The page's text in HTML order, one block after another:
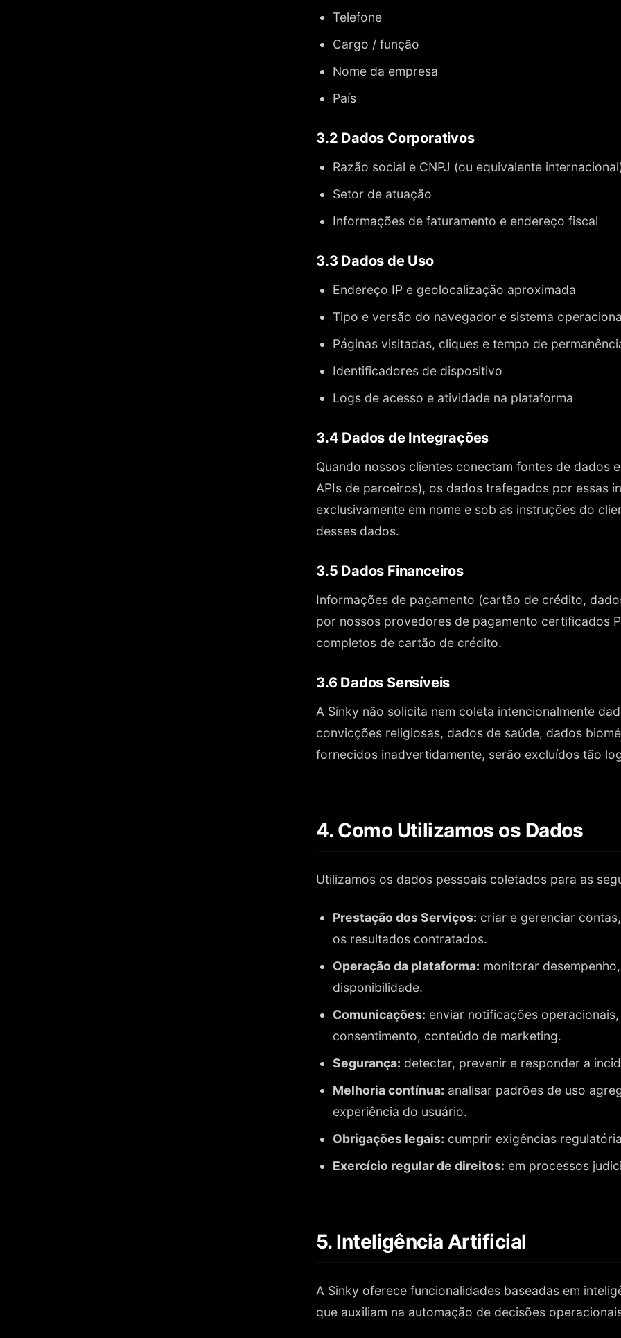
Telefone
Cargo / função
Nome da empresa
País
3.2 Dados Corporativos
Razão social e CNPJ (ou equivalente
Setor de atuação
Informações de faturamento e endereço fiscal
3.3 Dados de Uso
Endereço IP e geolocalização aproximada
Tipo e versão do navegador e sistema
Páginas visitadas, cliques e tempo de
Identificadores de dispositivo
Logs de acesso e atividade na plataforma
3.4 Dados de Integrações
Quando nossos clientes conectam fontes de dados
APIs de parceiros), os dados trafegados por essas
exclusivamente em nome e sob as instruções do
desses dados.
3.5 Dados Financeiros
Informações de pagamento (cartão de crédito,
por nossos provedores de pagamento certificados
completos de cartão de crédito.
3.6 Dados Sensíveis
A Sinky não solicita nem coleta intencionalmente
convicções religiosas, dados de saúde, dados
fornecidos inadvertidamente, serão excluídos tão
4. Como Utilizamos os Dados
Utilizamos os dados pessoais coletados para as
Prestação dos Serviços: criar e gerenciar
os resultados contratados.
Operação da plataforma: monitorar
disponibilidade.
Comunicações: enviar notificações
consentimento, conteúdo de marketing.
Segurança: detectar, prevenir e responder a
Melhoria contínua: analisar padrões de uso
experiência do usuário.
Obrigações legais: cumprir exigências
Exercício regular de direitos: em processos
5. Inteligência Artificial
A Sinky oferece funcionalidades baseadas em
que auxiliam na automação de decisões